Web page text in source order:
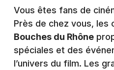
Vous êtes fans de
Près de chez vous, les
Bouches du Rhône
spéciales et des
l’univers du film. Les